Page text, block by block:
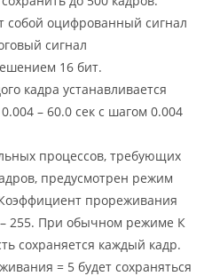
собой оцифрованный сигнал
сигнал
16 бит.
кадра устанавливается
– 60.0 сек с шагом 0.004
процессов, требующих
предусмотрен режим
прореживания
– 255. При обычном режиме К
сохраняется каждый кадр.
= 5 будет сохраняться